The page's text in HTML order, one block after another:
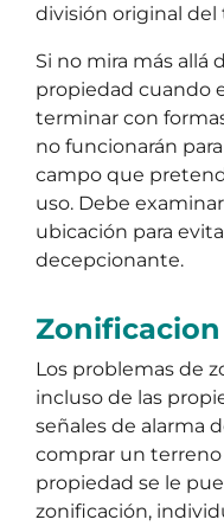
división original del
Si no mira más allá
propiedad cuando
terminar con
no funcionarán
campo que
uso. Debe
ubicación para
decepcionante.
Zonificacion
Los problemas de
incluso de las
señales de alarma
comprar un
propiedad se le
zonificación,